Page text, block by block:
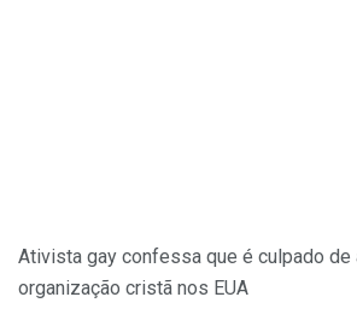
Ativista gay confessa que é culpado de
organização cristã nos EUA